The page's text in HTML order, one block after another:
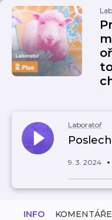
Laboratoř
9. 3. 2024
INFO KOMENTÁŘE